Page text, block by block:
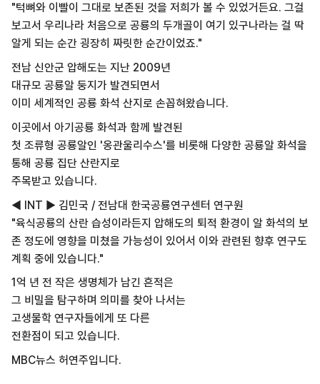
"턱뼈와 이빨이 그대로 보존된 것을 저희가 볼 수 있었거든요. 그걸
보고서 우리나라 처음으로 공룡의 두개골이 여기 있구나라는 걸 딱
알게 되는 순간 굉장히 짜릿한 순간이었죠."
전남 신안군 압해도는 지난 2009년
대규모 공룡알 둥지가 발견되면서
이미 세계적인 공룡 화석 산지로 손꼽혀왔습니다.
이곳에서 아기공룡 화석과 함께 발견된
첫 조류형 공룡알인 '옹관울리수스'를 비롯해 다양한 공룡알 화석을
통해 공룡 집단 산란지로
주목받고 있습니다.
◀ INT ▶ 김민국 / 전남대 한국공룡연구센터 연구원
"육식공룡의 산란 습성이라든지 압해도의 퇴적 환경이 알 화석의 보
존 정도에 영향을 미쳤을 가능성이 있어서 이와 관련된 향후 연구도
계획 중에 있습니다."
1억 년 전 작은 생명체가 남긴 흔적은
그 비밀을 탐구하며 의미를 찾아 나서는
고생물학 연구자들에게 또 다른
전환점이 되고 있습니다.
MBC뉴스 허연주입니다.